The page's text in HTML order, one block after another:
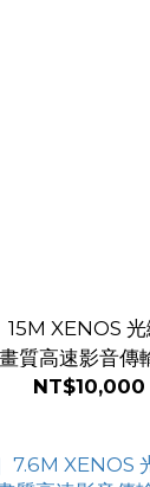
15M XENOS
質高速影音傳
NT$10,000